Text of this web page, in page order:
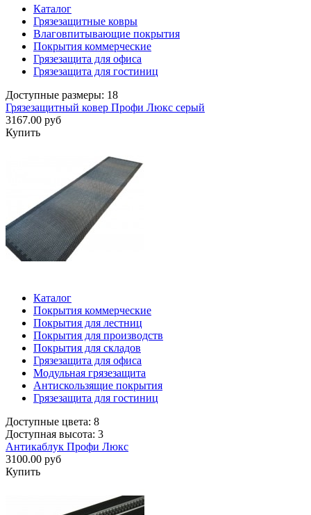
Каталог
Грязезащитные ковры
Влаговпитывающие покрытия
Покрытия коммерческие
Грязезащита для офиса
Грязезащита для гостиниц
Доступные размеры: 18
Грязезащитный ковер Профи Люкс серый
3167.00 руб
Купить
Каталог
Покрытия коммерческие
Покрытия для лестниц
Покрытия для производств
Покрытия для складов
Грязезащита для офиса
Модульная грязезащита
Антискользящие покрытия
Грязезащита для гостиниц
Доступные цвета: 8
Доступная высота: 3
Антикаблук Профи Люкс
3100.00 руб
Купить